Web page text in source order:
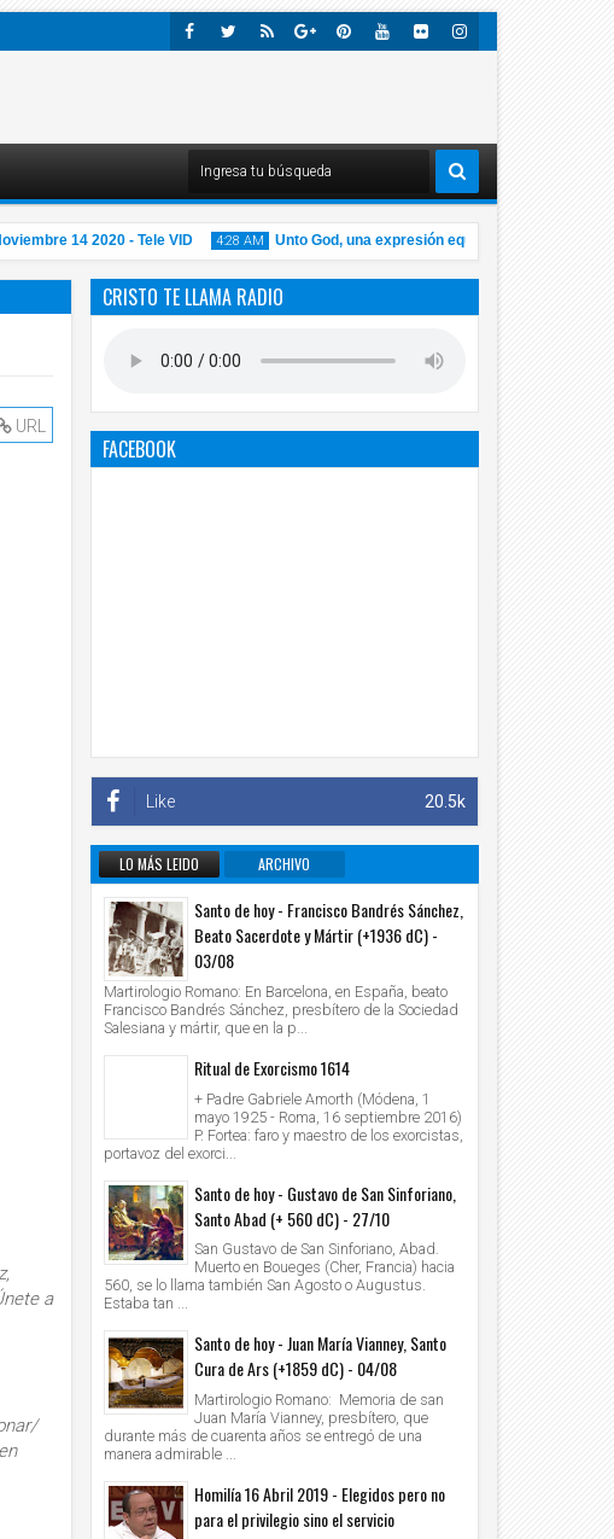
M
Plus
14 2020 - Tele VID 4:28 AM
14
Unto God, una expresión equivocada
URL
a
CRISTO TE LLAMA RADIO
FACEBOOK
20.5k
Like
LO MÁS LEIDO
ARCHIVO
INFORMATIVO
Santo de hoy - Francisco Bandrés Sánchez,
Beato Sacerdote y Mártir (+1936 dC) -
03/08
Martirologio Romano: En Barcelona, en España, beato
Francisco Bandrés Sánchez, presbítero de la Sociedad
Salesiana y mártir, que en la p...
Ritual de Exorcismo 1614
+ Padre Gabriele Amorth (Módena, 1
mayo 1925 - Roma, 16 septiembre 2016)
P. Fortea: faro y maestro de los exorcistas,
portavoz del exorci...
Santo de hoy - Gustavo de San Sinforiano,
Santo Abad (+ 560 dC) - 27/10
San Gustavo de San Sinforiano, Abad.
Muerto en Boueges (Cher, Francia) hacia
560, se lo llama también San Agosto o Augustus.
Estaba tan ...
Santo de hoy - Juan María Vianney, Santo
Cura de Ars (+1859 dC) - 04/08
Martirologio Romano: Memoria de san
Juan María Vianney, presbítero, que
durante más de cuarenta años se entregó de una
manera admirable ...
Homilía 16 Abril 2019 - Elegidos pero no
para el privilegio sino el servicio